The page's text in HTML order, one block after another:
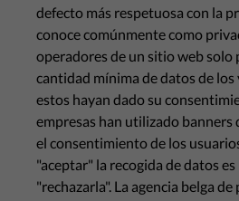
defecto más respetuosa con la
conoce comúnmente como
operadores de un sitio web solo
cantidad mínima de datos de
estos hayan dado su
empresas han utilizado banners
el consentimiento de los
"aceptar" la recogida de datos
"rechazarla". La agencia belga